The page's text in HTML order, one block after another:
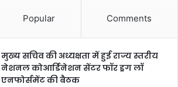
Popular Comments
मुख्य सचिव की अध्यक्षता में हुई राज्य स्तरीय
नेशनल कोआर्डिनेशन सेंटर फॉर ड्रग लॉ
एनफोर्समेंट की बैठक